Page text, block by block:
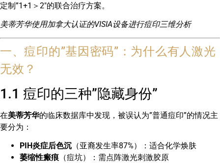
定制”1+1＞2″的联合治疗方案。
美蒂芳华使用加拿大认证的VISIA设备进行痘印三维分析
一、痘印的”基因密码”：为什么有人激光
无效？
1.1 痘印的三种”隐藏身份”
在美蒂芳华的临床数据库中发现，被误认为”普通痘印”的情况主
要分为：
PIH炎症后色沉 （亚裔发生率87%）：适合化学焕肤
萎缩性瘢痕 （痘坑）：需点阵激光刺激胶原